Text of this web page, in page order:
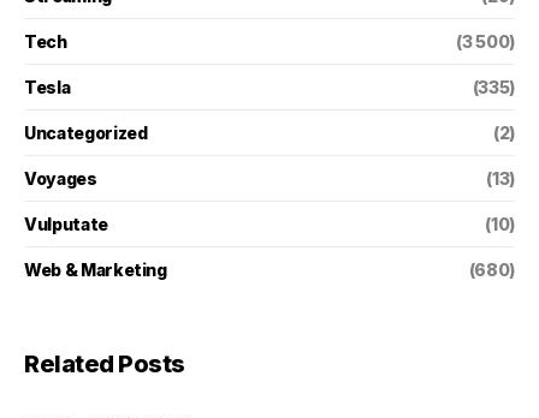
Tech (3 500)
Tesla (335)
Uncategorized (2)
Voyages (13)
Vulputate (10)
Web & Marketing (680)
Related Posts